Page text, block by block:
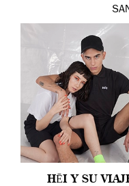
HĒI Y SU